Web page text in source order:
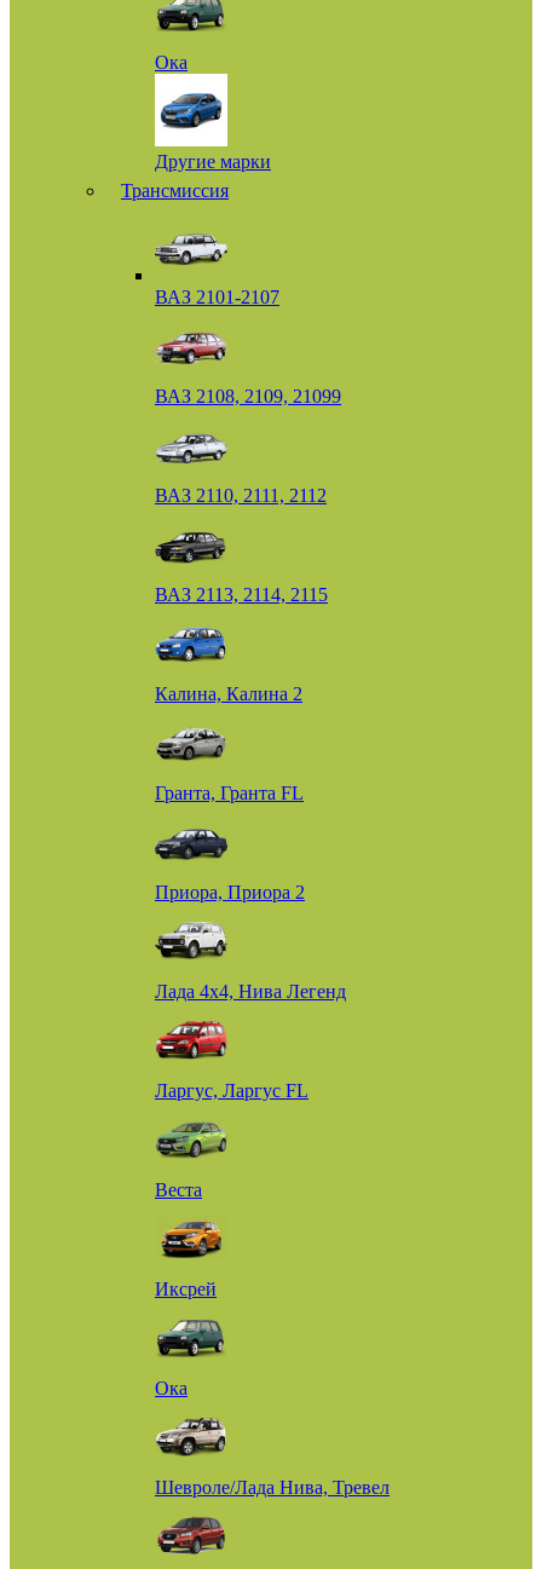
Ока
Другие марки
Трансмиссия
ВАЗ 2101-2107
ВАЗ 2108, 2109, 21099
ВАЗ 2110, 2111, 2112
ВАЗ 2113, 2114, 2115
Калина, Калина 2
Гранта, Гранта FL
Приора, Приора 2
Лада 4х4, Нива Легенд
Ларгус, Ларгус FL
Веста
Иксрей
Ока
Шевроле/Лада Нива, Тревел